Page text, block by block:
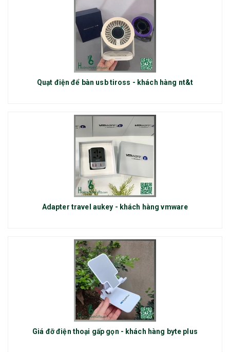
Quạt điện để bàn usb tiross - khách hàng nt&t
Adapter travel aukey - khách hàng vmware
Giá đỡ điện thoại gấp gọn - khách hàng byte plus